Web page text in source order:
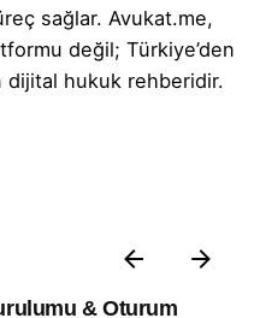
sağlar. Avukat.me,
değil; Türkiye’den
dijital hukuk rehberidir.
& Oturum